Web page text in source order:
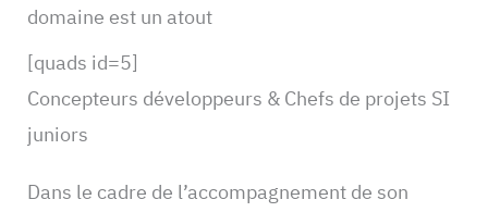
domaine est un atout
[quads id=5]
Concepteurs développeurs & Chefs de projets SI
juniors
Dans le cadre de l’accompagnement de son